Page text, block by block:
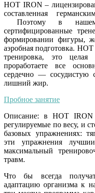
HOT IRON –
составленная
Поэтому в нашем
сертифицированные
формировании фигуры,
аэробная подготовка.
тренировка, это
проработаете все
сердечно — сосудистую
лишний жир.
Пробное занятие
Описание: в HOT
регулируемые по весу, и
базовых упражнениях:
эти упражнения
максимальный
травм.
Что бы всегда
адаптацию организма к